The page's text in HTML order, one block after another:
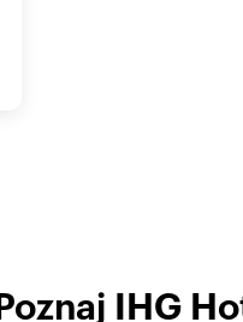
Poznaj IHG